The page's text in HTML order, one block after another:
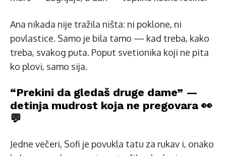
Ana nikada nije tražila ništa: ni poklone, ni
povlastice. Samo je bila tamo — kad treba, kako
treba, svakog puta. Poput svetionika koji ne pita
ko plovi, samo sija.
“Prekini da gledaš druge dame” —
detinja mudrost koja ne pregovara 👀
💬
Jedne večeri, Sofi je povukla tatu za rukav i, onako